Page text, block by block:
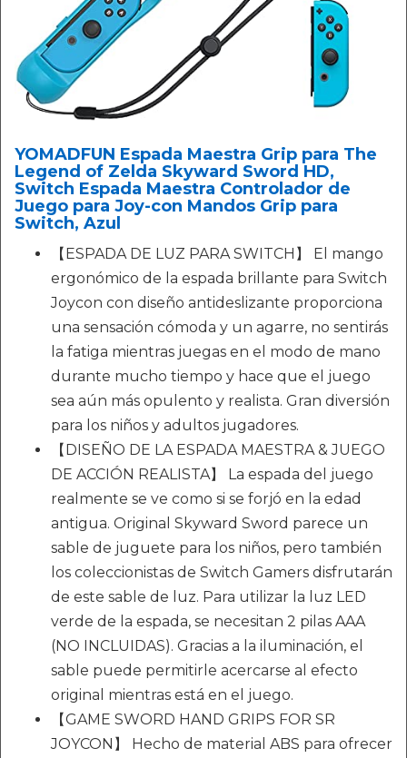
YOMADFUN Espada Maestra Grip para The
Legend of Zelda Skyward Sword HD,
Switch Espada Maestra Controlador de
Juego para Joy-con Mandos Grip para
Switch, Azul
【ESPADA DE LUZ PARA SWITCH】 El mango
ergonómico de la espada brillante para Switch
Joycon con diseño antideslizante proporciona
una sensación cómoda y un agarre, no sentirás
la fatiga mientras juegas en el modo de mano
durante mucho tiempo y hace que el juego
sea aún más opulento y realista. Gran diversión
para los niños y adultos jugadores.
【DISEÑO DE LA ESPADA MAESTRA & JUEGO
DE ACCIÓN REALISTA】 La espada del juego
realmente se ve como si se forjó en la edad
antigua. Original Skyward Sword parece un
sable de juguete para los niños, pero también
los coleccionistas de Switch Gamers disfrutarán
de este sable de luz. Para utilizar la luz LED
verde de la espada, se necesitan 2 pilas AAA
(NO INCLUIDAS). Gracias a la iluminación, el
sable puede permitirle acercarse al efecto
original mientras está en el juego.
【GAME SWORD HAND GRIPS FOR SR
JOYCON】 Hecho de material ABS para ofrecer